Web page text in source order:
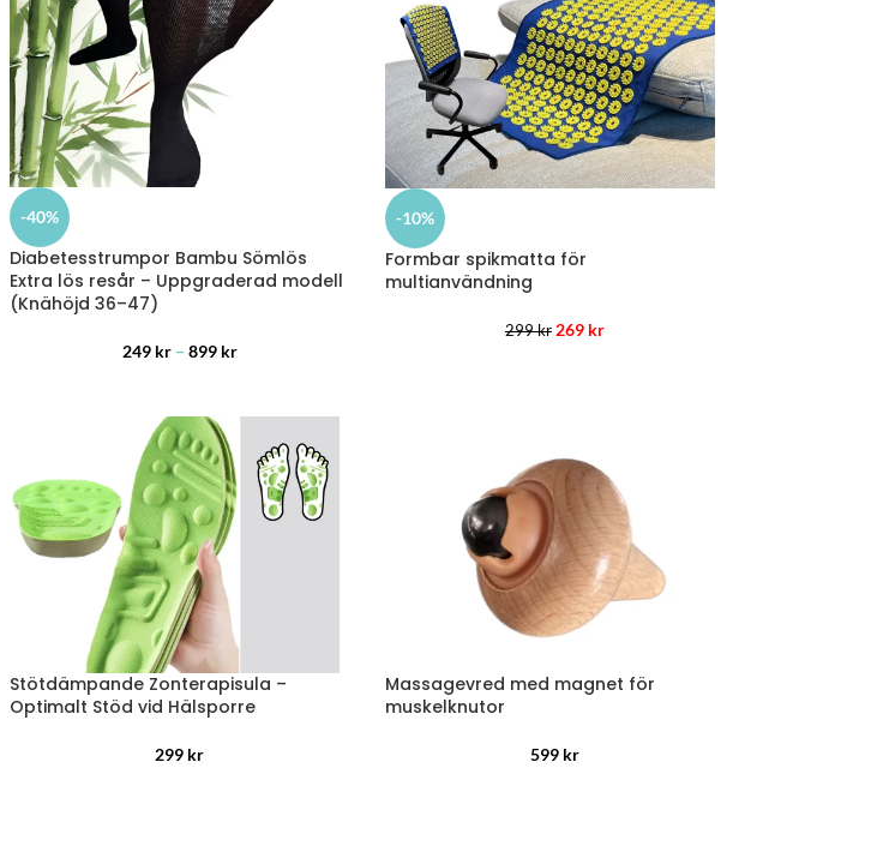
-40%
Diabetesstrumpor Bambu Sömlös
Extra lös resår – Uppgraderad modell
(Knähöjd 36–47)
249 kr – 899 kr
-10%
Formbar spikmatta för
multianvändning
299kr 269 kr
Stötdämpande Zonterapisula –
Optimalt Stöd vid Hälsporre
299 kr
Massagevred med magnet för
muskelknutor
599 kr